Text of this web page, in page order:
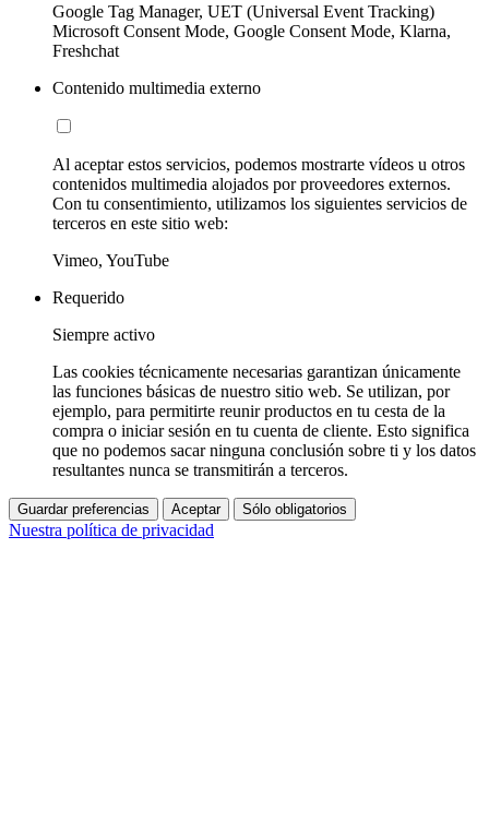
Google Tag Manager, UET (Universal Event Tracking)
Microsoft Consent Mode, Google Consent Mode, Klarna,
Freshchat
Contenido multimedia externo
Al aceptar estos servicios, podemos mostrarte vídeos u otros
contenidos multimedia alojados por proveedores externos.
Con tu consentimiento, utilizamos los siguientes servicios de
terceros en este sitio web:
Vimeo, YouTube
Requerido
Siempre activo
Las cookies técnicamente necesarias garantizan únicamente
las funciones básicas de nuestro sitio web. Se utilizan, por
ejemplo, para permitirte reunir productos en tu cesta de la
compra o iniciar sesión en tu cuenta de cliente. Esto significa
que no podemos sacar ninguna conclusión sobre ti y los datos
resultantes nunca se transmitirán a terceros.
Guardar preferencias Aceptar Sólo obligatorios
Nuestra política de privacidad